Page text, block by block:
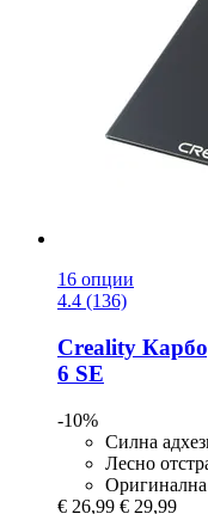
16 опции
4.4 (136)
Creality
6 SE
-10%
Силна
Лесно
Оригинална
€ 26,99 € 29,99